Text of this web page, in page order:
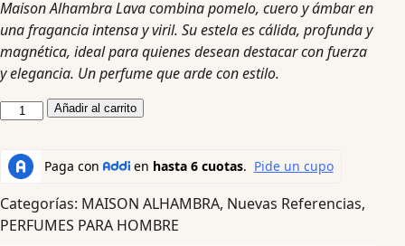
Maison Alhambra Lava combina pomelo, cuero y ámbar en
una fragancia intensa y viril. Su estela es cálida, profunda y
magnética, ideal para quienes desean destacar con fuerza
y elegancia. Un perfume que arde con estilo.
Añadir al carrito
Categorías: MAISON ALHAMBRA, Nuevas Referencias,
PERFUMES PARA HOMBRE